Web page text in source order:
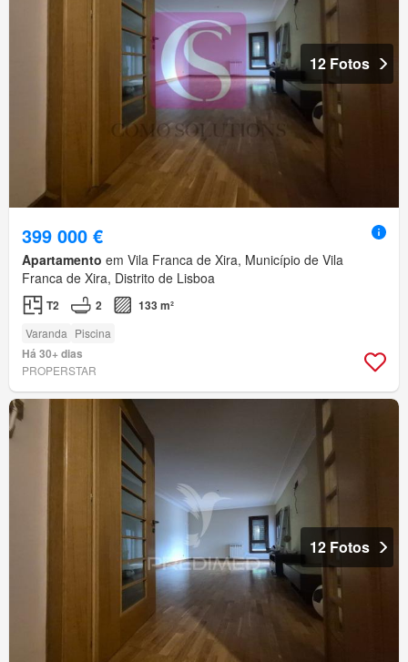
12 Fotos
399 000 €
Apartamento em Vila Franca de Xira, Município de Vila
Franca de Xira, Distrito de Lisboa
T2 2 133 m²
Varanda Piscina
Há 30+ dias
PROPERSTAR
12 Fotos